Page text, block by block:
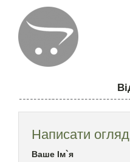
Написати огляд
Ваше Ім`я